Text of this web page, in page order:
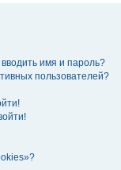
имя и пароль?
пользователей?